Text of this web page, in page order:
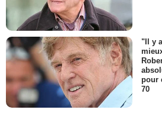
"Il y
pour
70